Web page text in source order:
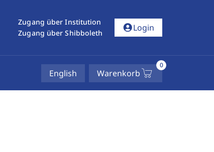
Zugang über Institution
Zugang über Shibboleth
account_circleLogin
English Warenkorb
0